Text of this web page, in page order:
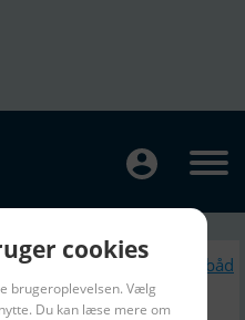
Lignende Flerskrogsbåd
Catamaran
cookies
brugeroplevelsen. Vælg
Du kan læse mere om